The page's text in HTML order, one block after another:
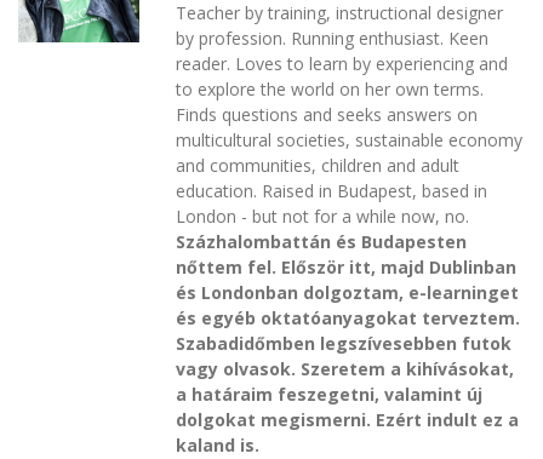
Teacher by training, instructional designer
by profession. Running enthusiast. Keen
reader. Loves to learn by experiencing and
to explore the world on her own terms.
Finds questions and seeks answers on
multicultural societies, sustainable economy
and communities, children and adult
education. Raised in Budapest, based in
London - but not for a while now, no.
Százhalombattán és Budapesten
nőttem fel. Először itt, majd Dublinban
és Londonban dolgoztam, e-learninget
és egyéb oktatóanyagokat terveztem.
Szabadidőmben legszívesebben futok
vagy olvasok. Szeretem a kihívásokat,
a határaim feszegetni, valamint új
dolgokat megismerni. Ezért indult ez a
kaland is.